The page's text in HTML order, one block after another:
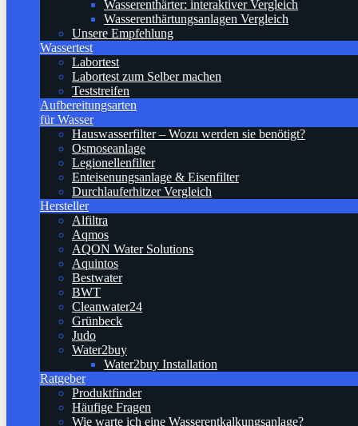
Wasserenthärter: interaktiver Vergleich
Wasserenthärtungsanlagen Vergleich
Unsere Empfehlung
Wassertest
Labortest
Labortest zum Selber machen
Teststreifen
Aufbereitungsarten
für Wasser
Hauswasserfilter – Wozu werden sie benötigt?
Osmoseanlage
Legionellenfilter
Enteisenungsanlage & Eisenfilter
Durchlauferhitzer Vergleich
Hersteller
Alfiltra
Aqmos
AQON Water Solutions
Aquintos
Bestwater
BWT
Cleanwater24
Grünbeck
Judo
Water2buy
Water2buy Installation
Ratgeber
Produktfinder
Häufige Fragen
Wie warte ich eine Wasserentkalkungsanlage?